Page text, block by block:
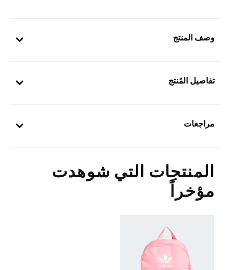
وصف المنتج
تفاصيل المُنتج
مراجعات
المنتجات التي شوهدت
مؤخراً